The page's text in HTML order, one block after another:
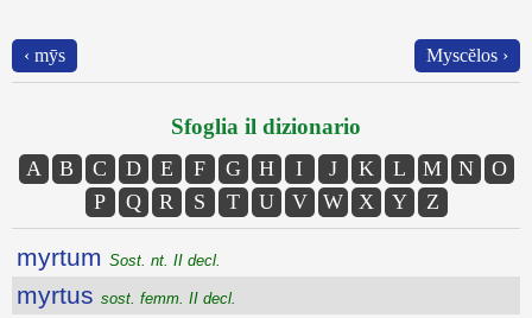
‹ mȳs Myscĕlos ›
Sfoglia il dizionario
A B C D E F G H I J K L M N
O
P
Q R S T U V W X Y Z
myrtum Sost. nt. II decl.
myrtus sost. femm. II decl.